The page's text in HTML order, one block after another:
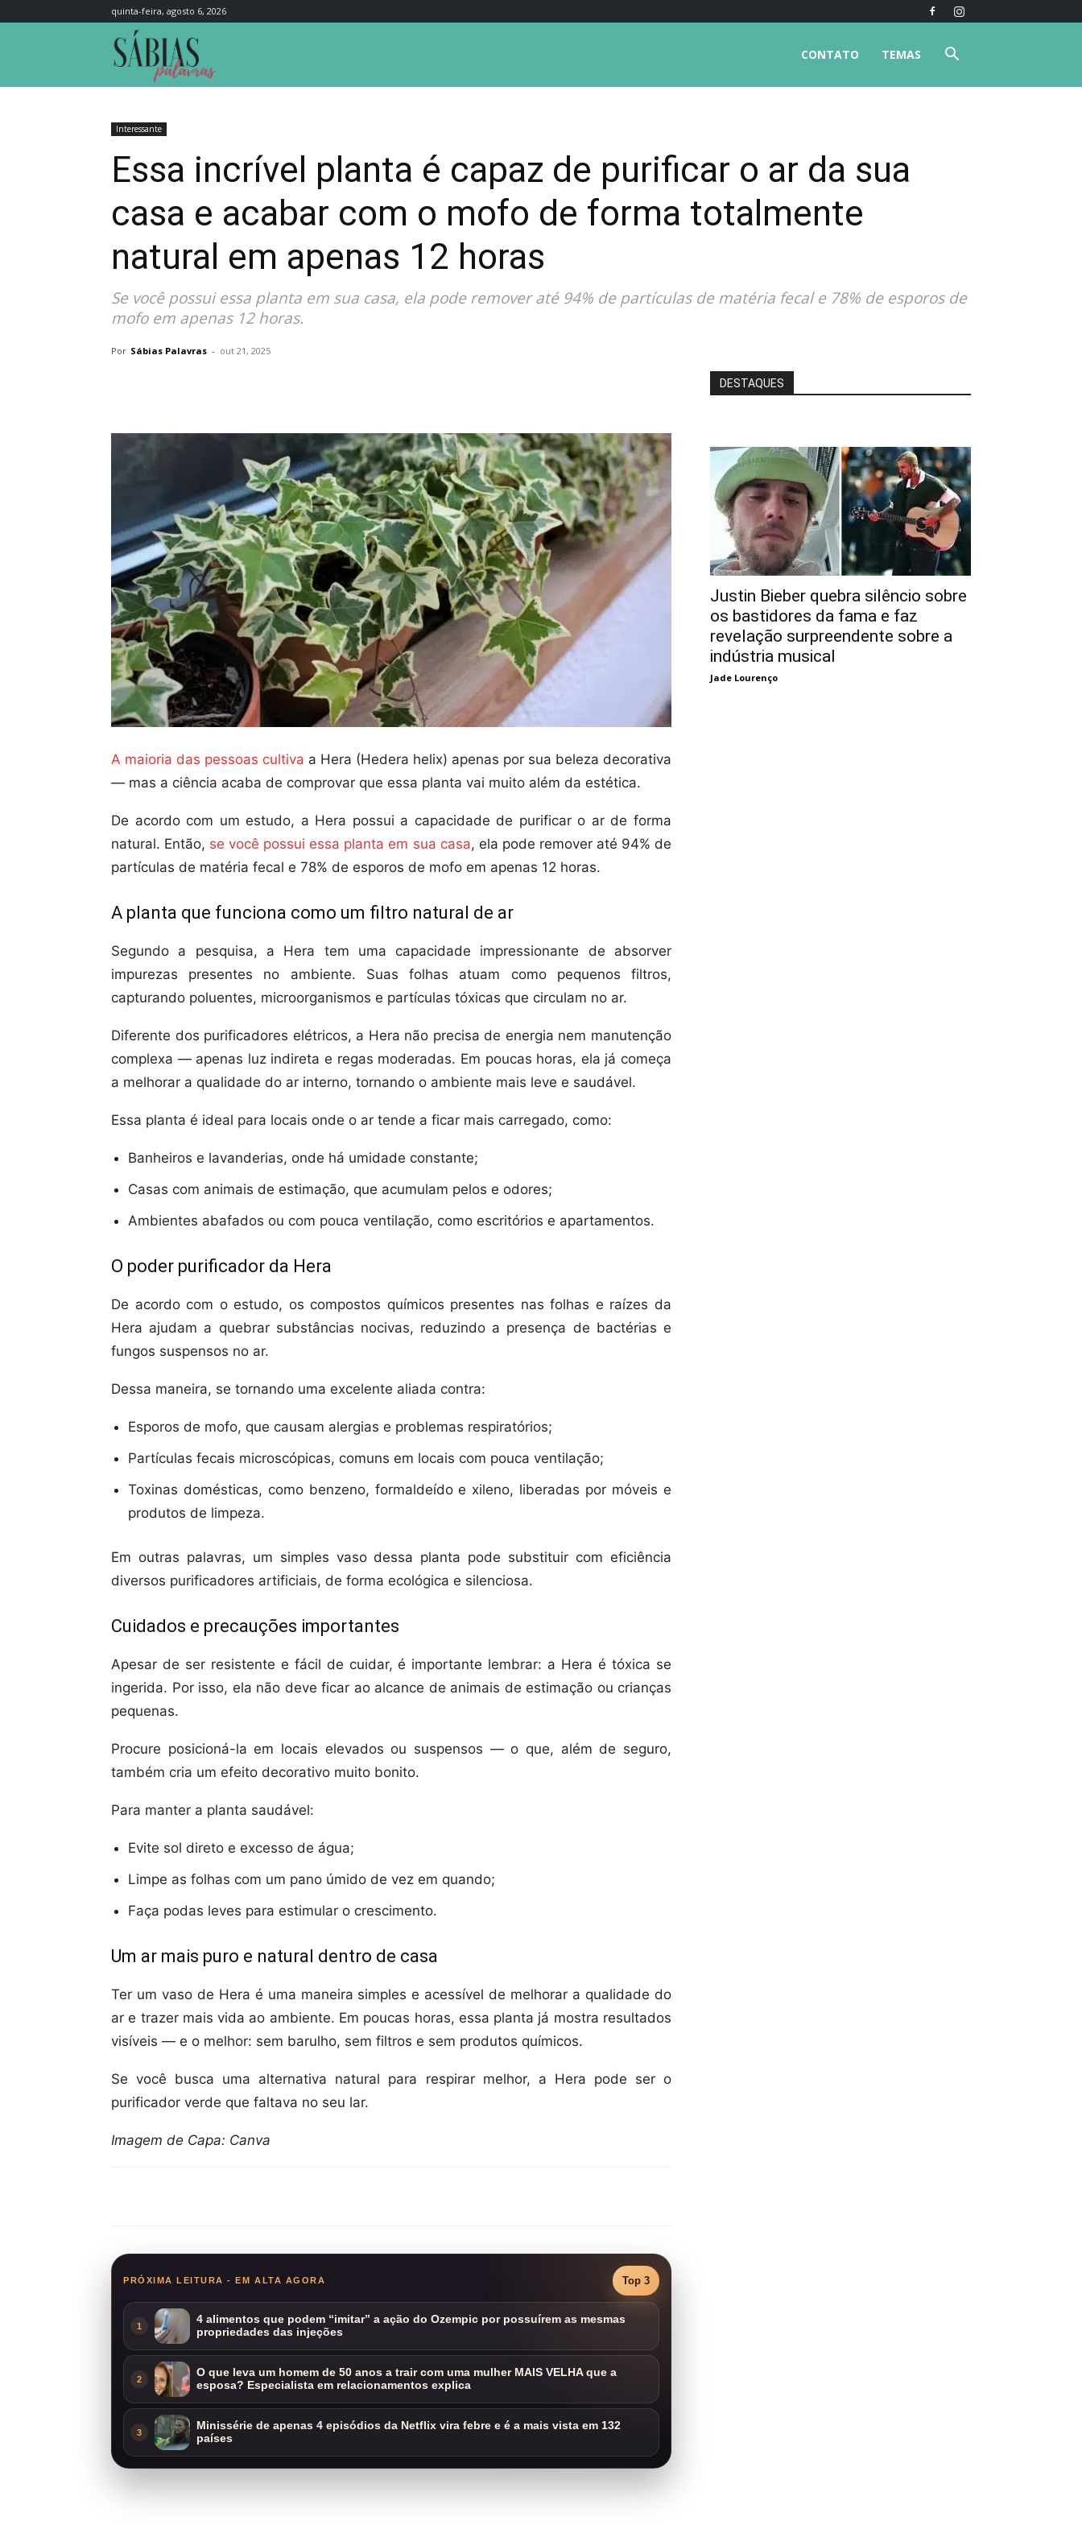
quinta-feira, agosto 6, 2026
TEMAS
CONTATO
Interessante
Essa incrível planta é capaz de purificar o ar da sua
casa e acabar com o mofo de forma totalmente
natural em apenas 12 horas
Se você possui essa planta em sua casa, ela pode remover até 94% de partículas de matéria fecal e 78% de esporos de
mofo em apenas 12 horas.
Por Sábias Palavras - out 21, 2025
A maioria das pessoas cultiva a Hera (Hedera helix) apenas por sua beleza decorativa
— mas a ciência acaba de comprovar que essa planta vai muito além da estética.
De acordo com um estudo, a Hera possui a capacidade de purificar o ar de forma
natural. Então, se você possui essa planta em sua casa, ela pode remover até 94% de
partículas de matéria fecal e 78% de esporos de mofo em apenas 12 horas.
A planta que funciona como um filtro natural de ar
Segundo a pesquisa, a Hera tem uma capacidade impressionante de absorver
impurezas presentes no ambiente. Suas folhas atuam como pequenos filtros,
capturando poluentes, microorganismos e partículas tóxicas que circulam no ar.
Diferente dos purificadores elétricos, a Hera não precisa de energia nem manutenção
complexa — apenas luz indireta e regas moderadas. Em poucas horas, ela já começa
a melhorar a qualidade do ar interno, tornando o ambiente mais leve e saudável.
Essa planta é ideal para locais onde o ar tende a ficar mais carregado, como:
Banheiros e lavanderias, onde há umidade constante;
Casas com animais de estimação, que acumulam pelos e odores;
Ambientes abafados ou com pouca ventilação, como escritórios e apartamentos.
O poder purificador da Hera
De acordo com o estudo, os compostos químicos presentes nas folhas e raízes da
Hera ajudam a quebrar substâncias nocivas, reduzindo a presença de bactérias e
fungos suspensos no ar.
Dessa maneira, se tornando uma excelente aliada contra:
Esporos de mofo, que causam alergias e problemas respiratórios;
Partículas fecais microscópicas, comuns em locais com pouca ventilação;
Toxinas domésticas, como benzeno, formaldeído e xileno, liberadas por móveis e
produtos de limpeza.
Em outras palavras, um simples vaso dessa planta pode substituir com eficiência
diversos purificadores artificiais, de forma ecológica e silenciosa.
Cuidados e precauções importantes
Apesar de ser resistente e fácil de cuidar, é importante lembrar: a Hera é tóxica se
ingerida. Por isso, ela não deve ficar ao alcance de animais de estimação ou crianças
pequenas.
Procure posicioná-la em locais elevados ou suspensos — o que, além de seguro,
também cria um efeito decorativo muito bonito.
Para manter a planta saudável:
Evite sol direto e excesso de água;
Limpe as folhas com um pano úmido de vez em quando;
Faça podas leves para estimular o crescimento.
Um ar mais puro e natural dentro de casa
Ter um vaso de Hera é uma maneira simples e acessível de melhorar a qualidade do
ar e trazer mais vida ao ambiente. Em poucas horas, essa planta já mostra resultados
visíveis — e o melhor: sem barulho, sem filtros e sem produtos químicos.
Se você busca uma alternativa natural para respirar melhor, a Hera pode ser o
purificador verde que faltava no seu lar.
Imagem de Capa: Canva
PRÓXIMA LEITURA - EM ALTA AGORA Top 3
1
4 alimentos que podem “imitar” a ação do Ozempic por possuírem as mesmas
propriedades das injeções
2
O que leva um homem de 50 anos a trair com uma mulher MAIS VELHA que a
esposa? Especialista em relacionamentos explica
3
Minissérie de apenas 4 episódios da Netflix vira febre e é a mais vista em 132
países
DESTAQUES
Justin Bieber quebra silêncio sobre
os bastidores da fama e faz
revelação surpreendente sobre a
indústria musical
Jade Lourenço